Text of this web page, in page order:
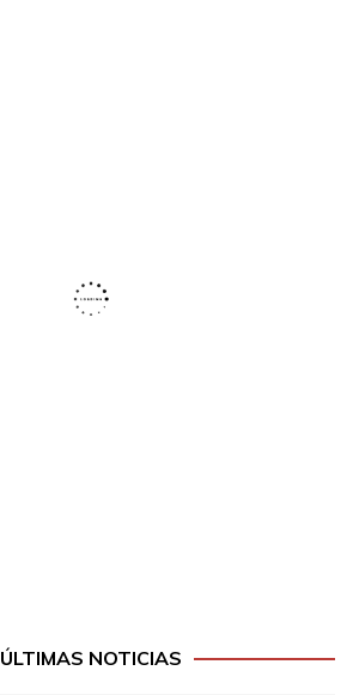
ÚLTIMAS NOTICIAS